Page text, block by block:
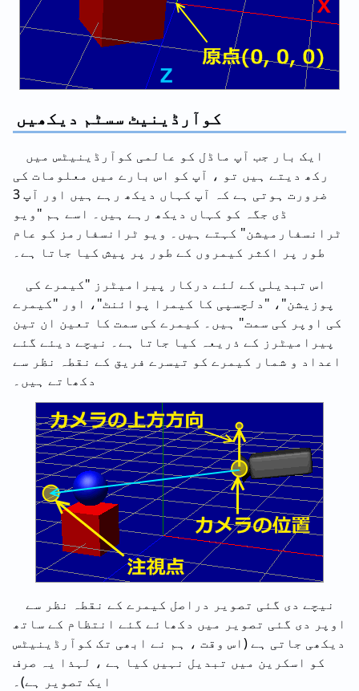
کوآرڈینیٹ سسٹم دیکھیں
ایک بار جب آپ ماڈل کو عالمی کوآرڈینیٹس میں
رکھ دیتے ہیں تو ، آپ کو اس بارے میں معلومات کی
ضرورت ہوتی ہے کہ آپ کہاں دیکھ رہے ہیں اور آپ 3
ڈی جگہ کو کہاں دیکھ رہے ہیں۔ اسے ہم "ویو
ٹرانسفارمیشن" کہتے ہیں۔ ویو ٹرانسفارمز کو عام
طور پر اکثر کیمروں کے طور پر پیش کیا جاتا ہے۔
اس تبدیلی کے لئے درکار پیرامیٹرز "کیمرے کی
پوزیشن"، "دلچسپی کا کیمرا پوائنٹ"، اور "کیمرے
کی اوپر کی سمت" ہیں۔ کیمرے کی سمت کا تعین ان تین
پیرامیٹرز کے ذریعہ کیا جاتا ہے۔ نیچے دیئے گئے
اعداد و شمار کیمرے کو تیسرے فریق کے نقطہ نظر سے
دکھاتے ہیں۔
نیچے دی گئی تصویر دراصل کیمرے کے نقطہ نظر سے
اوپر دی گئی تصویر میں دکھائے گئے انتظام کے ساتھ
دیکھی جاتی ہے (اس وقت ، ہم نے ابھی تک کوآرڈینیٹس
کو اسکرین میں تبدیل نہیں کیا ہے ، لہذا یہ صرف
ایک تصویر ہے)۔